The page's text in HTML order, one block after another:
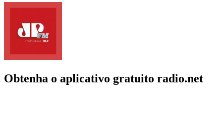
Obtenha o aplicativo gratuito radio.net